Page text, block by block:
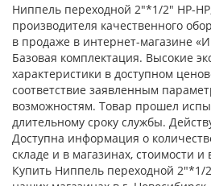
Ниппель переходной 2"*1/2" НР-
производителя качественного
в продаже в интернет-магазине
Базовая комплектация. Высокие
характеристики в доступном
соответствие заявленным
возможностям. Товар прошел
длительному сроку службы.
Доступна информация о
складе и в магазинах, стоимости и
Купить Ниппель переходной